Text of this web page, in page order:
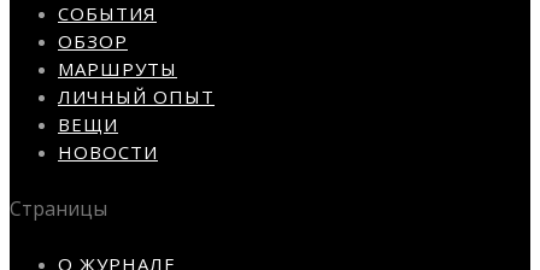
СОБЫТИЯ
ОБЗОР
МАРШРУТЫ
ЛИЧНЫЙ ОПЫТ
ВЕЩИ
НОВОСТИ
Страницы
О ЖУРНАЛЕ